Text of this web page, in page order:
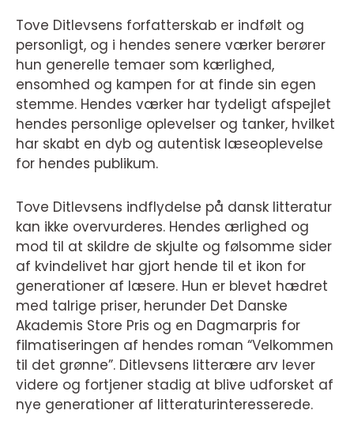
Tove Ditlevsens forfatterskab er indfølt og
personligt, og i hendes senere værker berører
hun generelle temaer som kærlighed,
ensomhed og kampen for at finde sin egen
stemme. Hendes værker har tydeligt afspejlet
hendes personlige oplevelser og tanker, hvilket
har skabt en dyb og autentisk læseoplevelse
for hendes publikum.
Tove Ditlevsens indflydelse på dansk litteratur
kan ikke overvurderes. Hendes ærlighed og
mod til at skildre de skjulte og følsomme sider
af kvindelivet har gjort hende til et ikon for
generationer af læsere. Hun er blevet hædret
med talrige priser, herunder Det Danske
Akademis Store Pris og en Dagmarpris for
filmatiseringen af hendes roman “Velkommen
til det grønne”. Ditlevsens litterære arv lever
videre og fortjener stadig at blive udforsket af
nye generationer af litteraturinteresserede.